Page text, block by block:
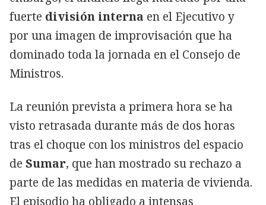
fuerte división interna en el Ejecutivo y
por una imagen de improvisación que ha
dominado toda la jornada en el Consejo de
Ministros.
La reunión prevista a primera hora se ha
visto retrasada durante más de dos horas
tras el choque con los ministros del espacio
de Sumar, que han mostrado su rechazo a
parte de las medidas en materia de vivienda.
El episodio ha obligado a intensas